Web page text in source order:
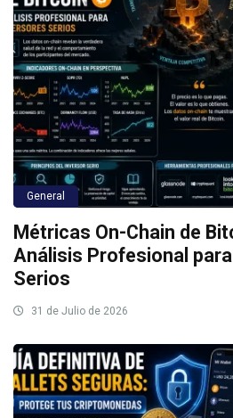
General
Métricas On-Chain de
Análisis Profesional
Serios
31 de Julio de 2026